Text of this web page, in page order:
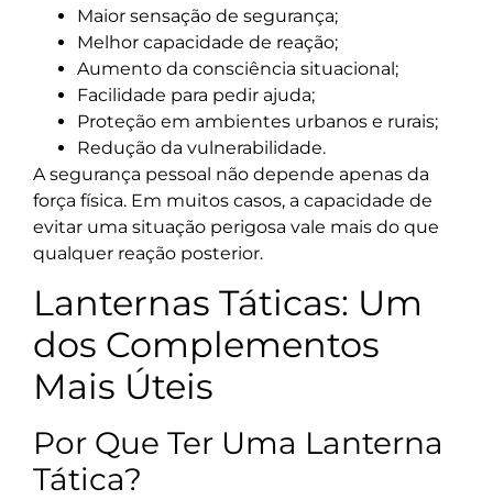
Maior sensação de segurança;
Melhor capacidade de reação;
Aumento da consciência situacional;
Facilidade para pedir ajuda;
Proteção em ambientes urbanos e rurais;
Redução da vulnerabilidade.
A segurança pessoal não depende apenas da
força física. Em muitos casos, a capacidade de
evitar uma situação perigosa vale mais do que
qualquer reação posterior.
Lanternas Táticas: Um
dos Complementos
Mais Úteis
Por Que Ter Uma Lanterna
Tática?